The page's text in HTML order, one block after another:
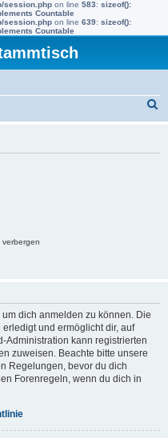
session.php on line 583: sizeof():
Countable
session.php on line 639: sizeof():
Countable
dich anmelden zu können. Die
und ermöglicht dir, auf
Administration kann registrierten
zuweisen. Beachte bitte unsere
Regelungen, bevor du dich
Forenregeln, wenn du dich in